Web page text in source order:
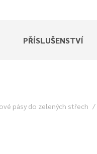
PŘÍSLUŠENSTVÍ
pásy do zelených střech